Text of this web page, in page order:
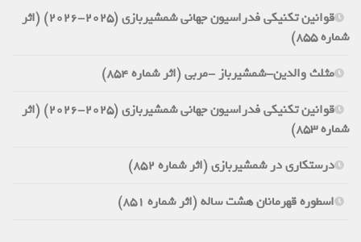
قوانین تکنیکی فدراسیون جهانی شمشیربازی (2025-2026) (اثر
شماره 855)
مثلث والدین-شمشیرباز -مربی (اثر شماره 854)
قوانین تکنیکی فدراسیون جهانی شمشیربازی (2025-2026) (اثر
شماره 853)
درستکاری در شمشیربازی (اثر شماره 852)
اسطوره قهرمانان هشت ساله (اثر شماره 851)